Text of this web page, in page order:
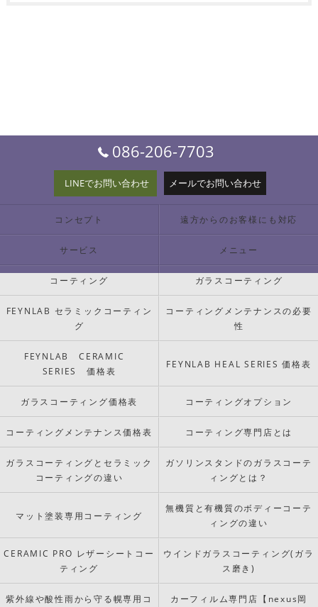
086-206-7703
LINEでお問い合わせ メールでお問い合わせ
コンセプト 遠方からのお客様にも対応
サービス メニュー
コーティング ガラスコーティング
FEYNLAB セラミックコーティン
グ
コーティングメンテナンスの必要
性
FEYNLAB CERAMIC
SERIES 価格表
FEYNLAB HEAL SERIES 価格表
ガラスコーティング価格表 コーティングオプション
コーティングメンテナンス価格表 コーティング専門店とは
ガラスコーティングとセラミック
コーティングの違い
ガソリンスタンドのガラスコーテ
ィングとは？
マット塗装専用コーティング
無機質と有機質のボディーコーテ
ィングの違い
CERAMIC PRO レザーシートコー
ティング
ウインドガラスコーティング(ガラ
ス磨き)
紫外線や酸性雨から守る幌専用コ
カーフィルム専門店【nexus岡